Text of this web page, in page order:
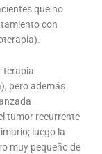
que no
con
terapia
pero además
tumor recurrente
luego la
muy pequeño de